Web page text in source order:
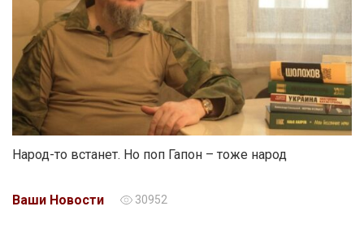
Народ-то встанет. Но поп Гапон – тоже народ
Ваши Новости 30952